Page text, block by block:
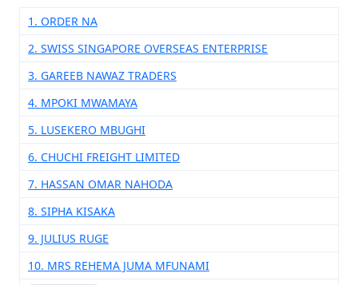
1. ORDER NA
2. SWISS SINGAPORE OVERSEAS ENTERPRISE
3. GAREEB NAWAZ TRADERS
4. MPOKI MWAMAYA
5. LUSEKERO MBUGHI
6. CHUCHI FREIGHT LIMITED
7. HASSAN OMAR NAHODA
8. SIPHA KISAKA
9. JULIUS RUGE
10. MRS REHEMA JUMA MFUNAMI